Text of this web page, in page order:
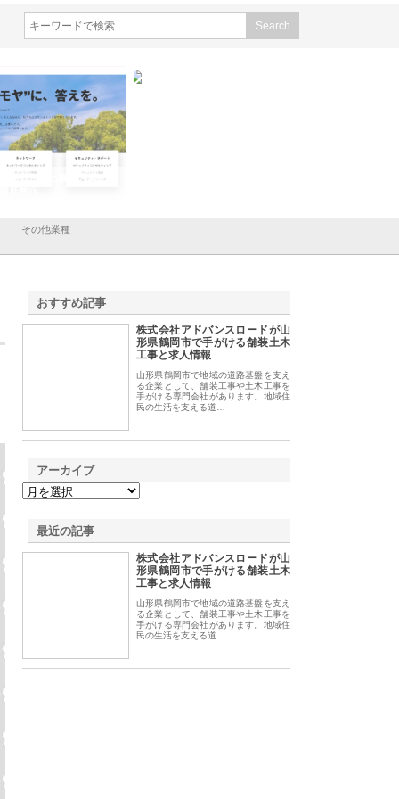
ＳＡの事業内容と強
その他業種
おすすめ記事
株式会社アドバンスロードが山
形県鶴岡市で手がける舗装土木
工事と求人情報
山形県鶴岡市で地域の道路基盤を支え
る企業として、舗装工事や土木工事を
手がける専門会社があります。地域住
民の生活を支える道…
アーカイブ
最近の記事
株式会社アドバンスロードが山
形県鶴岡市で手がける舗装土木
工事と求人情報
山形県鶴岡市で地域の道路基盤を支え
る企業として、舗装工事や土木工事を
手がける専門会社があります。地域住
民の生活を支える道…